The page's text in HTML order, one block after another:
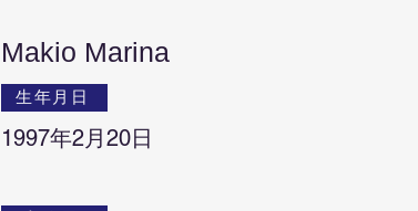
Makio Marina
生年月日
1997年2月20日